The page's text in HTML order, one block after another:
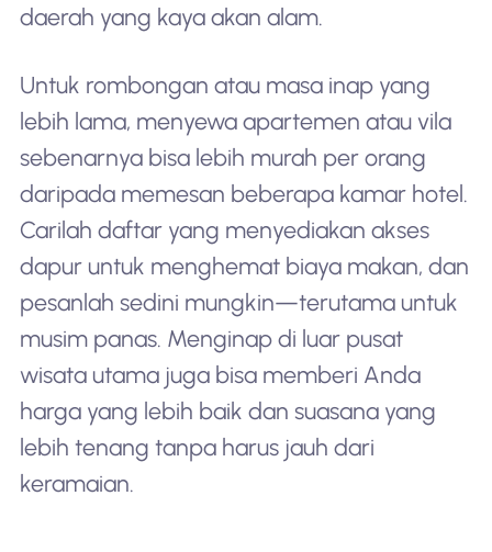
daerah yang kaya akan alam.
Untuk rombongan atau masa inap yang
lebih lama, menyewa apartemen atau vila
sebenarnya bisa lebih murah per orang
daripada memesan beberapa kamar hotel.
Carilah daftar yang menyediakan akses
dapur untuk menghemat biaya makan, dan
pesanlah sedini mungkin—terutama untuk
musim panas. Menginap di luar pusat
wisata utama juga bisa memberi Anda
harga yang lebih baik dan suasana yang
lebih tenang tanpa harus jauh dari
keramaian.